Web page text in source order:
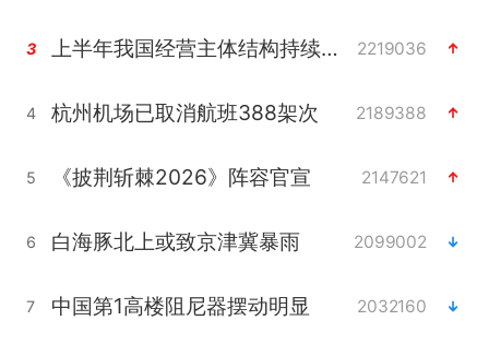
3 上半年我国经营主体结构持续优化 2219036
4 杭州机场已取消航班388架次 2189388
5 《披荆斩棘2026》阵容官宣 2147621
6 白海豚北上或致京津冀暴雨 2099002
7 中国第1高楼阻尼器摆动明显 2032160